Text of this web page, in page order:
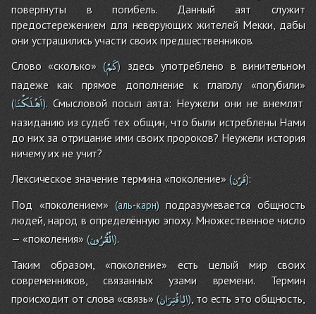
повергнуты в погибель. Данный аят служит
предостережением для неверующих жителей Мекки, дабы
они устрашились участи своих предшественников.
Слово «сколько» (كَمْ) здесь употреблено в винительном
падеже как прямое дополнение к глаголу «погубили»
(أَهْلَكْنَا). Смысловой посыл аята: Неужели они не внемлят
назиданию из судеб тех общин, что были истреблены Нами
до них за отрицание ими своих пророков? Неужели история
ничему их не учит?
Лексическое значение термина «поколение» (قَرْن):
Под «поколением»(аль-карн)подразумевается общность
людей, народ в определённую эпоху. Множественное число
— «поколения»(الْقُرُون).
Таким образом, «поколение» есть целый мир своих
современников, связанных узами времени. Термин
происходит от слова «связь»(الِاقْتِرَان), то есть это общность,